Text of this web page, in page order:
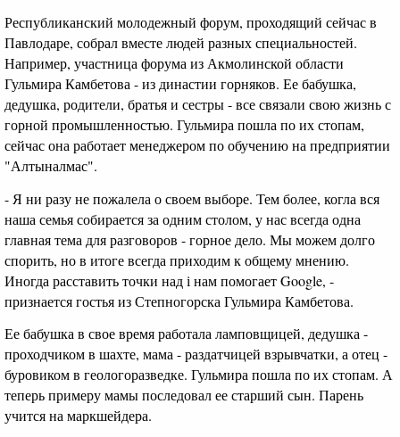
Республиканский молодежный форум, проходящий сейчас в
Павлодаре, собрал вместе людей разных специальностей.
Например, участница форума из Акмолинской области
Гульмира Камбетова - из династии горняков. Ее бабушка,
дедушка, родители, братья и сестры - все связали свою жизнь с
горной промышленностью. Гульмира пошла по их стопам,
сейчас она работает менеджером по обучению на предприятии
"Алтыналмас".
- Я ни разу не пожалела о своем выборе. Тем более, когла вся
наша семья собирается за одним столом, у нас всегда одна
главная тема для разговоров - горное дело. Мы можем долго
спорить, но в итоге всегда приходим к общему мнению.
Иногда расставить точки над і нам помогает Google, -
признается гостья из Степногорска Гульмира Камбетова.
Ее бабушка в свое время работала ламповщицей, дедушка -
проходчиком в шахте, мама - раздатчицей взрывчатки, а отец -
буровиком в геологоразведке. Гульмира пошла по их стопам. А
теперь примеру мамы последовал ее старший сын. Парень
учится на маркшейдера.